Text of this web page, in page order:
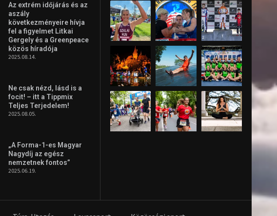
Az extrém időjárás és az
aszály
következményeire hívja
fel a figyelmet Litkai
Gergely és a Greenpeace
közös híradója
2025.08.14.
Ne csak nézd, lásd is a
focit! – itt a Tippmix
Teljes Terjedelem!
2025.08.05.
„A Forma-1-es Magyar
Nagydíj az egész
nemzetnek fontos”
2025.06.19.